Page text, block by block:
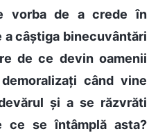
vorba de a crede în
a câștiga binecuvântări
de ce devin oamenii
când vine
și a se răzvrăti
ce se întâmplă asta?